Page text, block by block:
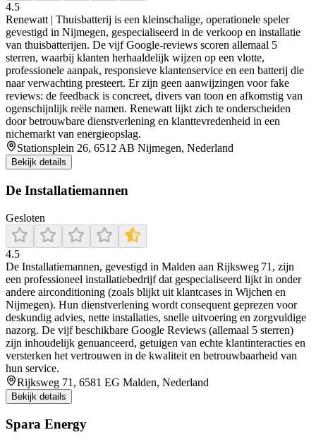
4.5
Renewatt | Thuisbatterij is een kleinschalige, operationele speler
gevestigd in Nijmegen, gespecialiseerd in de verkoop en installatie
van thuisbatterijen. De vijf Google-reviews scoren allemaal 5
sterren, waarbij klanten herhaaldelijk wijzen op een vlotte,
professionele aanpak, responsieve klantenservice en een batterij die
naar verwachting presteert. Er zijn geen aanwijzingen voor fake
reviews: de feedback is concreet, divers van toon en afkomstig van
ogenschijnlijk reële namen. Renewatt lijkt zich te onderscheiden
door betrouwbare dienstverlening en klanttevredenheid in een
nichemarkt van energieopslag.
Stationsplein 26, 6512 AB Nijmegen, Nederland
Bekijk details
De Installatiemannen
Gesloten
4.5
De Installatiemannen, gevestigd in Malden aan Rijksweg 71, zijn
een professioneel installatiebedrijf dat gespecialiseerd lijkt in onder
andere airconditioning (zoals blijkt uit klantcases in Wijchen en
Nijmegen). Hun dienstverlening wordt consequent geprezen voor
deskundig advies, nette installaties, snelle uitvoering en zorgvuldige
nazorg. De vijf beschikbare Google Reviews (allemaal 5 sterren)
zijn inhoudelijk genuanceerd, getuigen van echte klantinteracties en
versterken het vertrouwen in de kwaliteit en betrouwbaarheid van
hun service.
Rijksweg 71, 6581 EG Malden, Nederland
Bekijk details
Spara Energy